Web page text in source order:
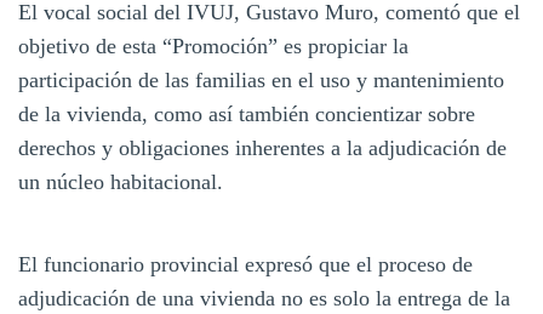
El vocal social del IVUJ, Gustavo Muro, comentó que el
objetivo de esta “Promoción” es propiciar la
participación de las familias en el uso y mantenimiento
de la vivienda, como así también concientizar sobre
derechos y obligaciones inherentes a la adjudicación de
un núcleo habitacional.
El funcionario provincial expresó que el proceso de
adjudicación de una vivienda no es solo la entrega de la